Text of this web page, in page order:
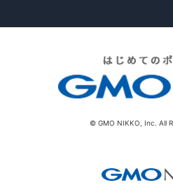
© GMO NIKKO, Inc. All